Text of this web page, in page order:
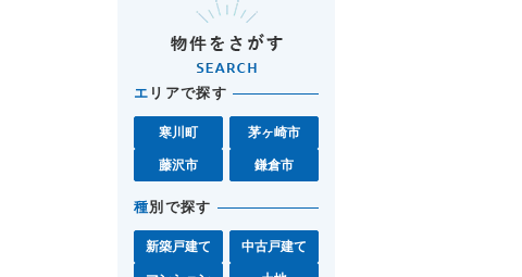
エ リアで探す
寒川町 茅ヶ崎市
藤沢市 鎌倉市
種別で探す
新築戸建て 中古戸建て